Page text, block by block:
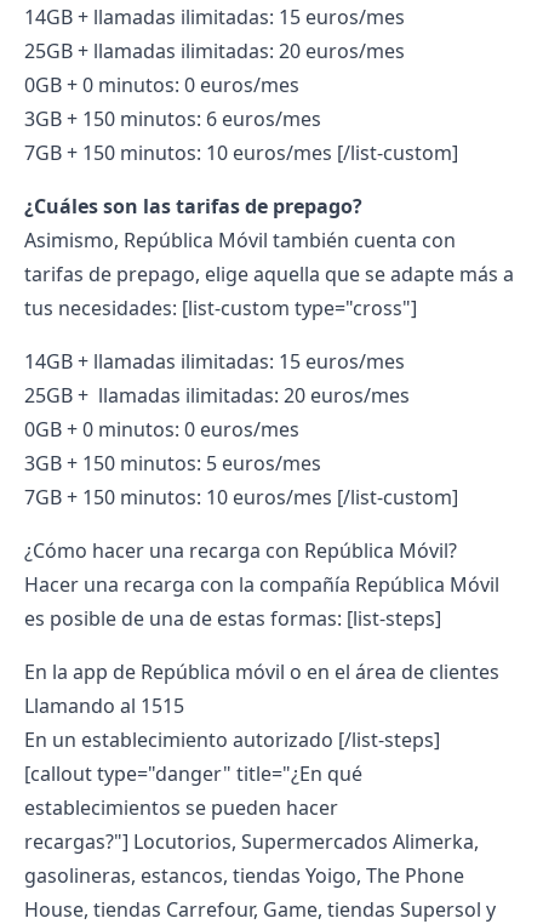
14GB + llamadas ilimitadas: 15 euros/mes
25GB + llamadas ilimitadas: 20 euros/mes
0GB + 0 minutos: 0 euros/mes
3GB + 150 minutos: 6 euros/mes
7GB + 150 minutos: 10 euros/mes [/list-custom]
¿Cuáles son las tarifas de prepago?
Asimismo, República Móvil también cuenta con
tarifas de prepago, elige aquella que se adapte más a
tus necesidades: [list-custom type="cross"]
14GB + llamadas ilimitadas: 15 euros/mes
25GB + llamadas ilimitadas: 20 euros/mes
0GB + 0 minutos: 0 euros/mes
3GB + 150 minutos: 5 euros/mes
7GB + 150 minutos: 10 euros/mes [/list-custom]
¿Cómo hacer una recarga con República Móvil?
Hacer una recarga con la compañía República Móvil
es posible de una de estas formas: [list-steps]
En la app de República móvil o en el área de clientes
Llamando al 1515
En un establecimiento autorizado [/list-steps]
[callout type="danger" title="¿En qué
establecimientos se pueden hacer
recargas?"] Locutorios, Supermercados Alimerka,
gasolineras, estancos, tiendas Yoigo, The Phone
House, tiendas Carrefour, Game, tiendas Supersol y